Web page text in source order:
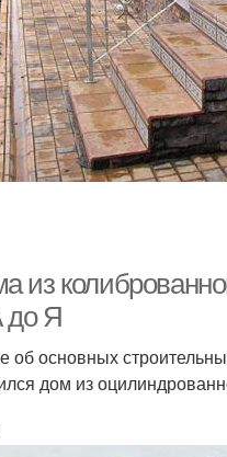
из
до Я
об основных
дом из